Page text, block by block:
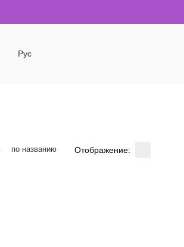
Рус
по названию Отображение: